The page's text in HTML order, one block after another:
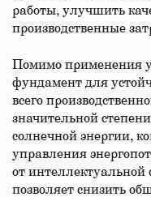
работы, улучшить
производственные
Помимо применения
фундамент для
всего
значительной
солнечной энергии,
управления
от интеллектуальной
позволяет снизить